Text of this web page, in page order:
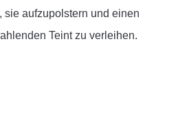
sie aufzupolstern und einen
Teint zu verleihen.